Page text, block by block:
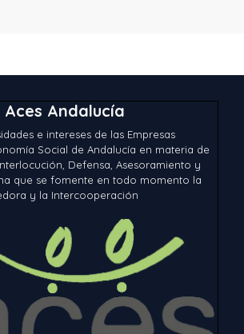
Aces Andalucía
e intereses de las Empresas
Social de Andalucía en materia de
Defensa, Asesoramiento y
que se fomente en todo momento la
y la Intercooperación